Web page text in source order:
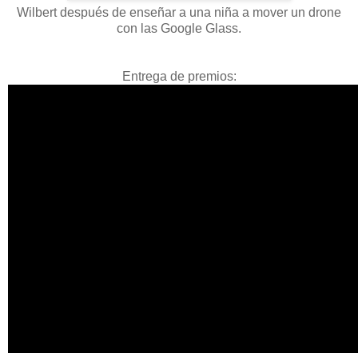
Wilbert después de enseñar a una niña a mover un drone
con las Google Glass.
Entrega de premios: